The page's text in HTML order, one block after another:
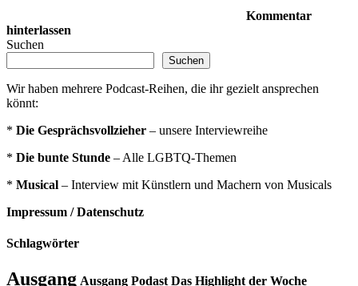
Kommentar
hinterlassen
Suchen
Suchen
Wir haben mehrere Podcast-Reihen, die ihr gezielt ansprechen
könnt:
* Die Gesprächsvollzieher – unsere Interviewreihe
* Die bunte Stunde – Alle LGBTQ-Themen
* Musical – Interview mit Künstlern und Machern von Musicals
Impressum / Datenschutz
Schlagwörter
Ausgang Ausgang Podast Das Highlight der Woche